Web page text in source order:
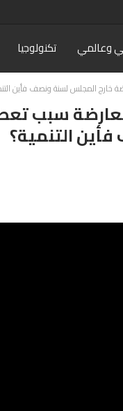
وعالمي تكنولوجيا
خارج المجلس لسنة ونصف فأين
سبب
التنمية؟